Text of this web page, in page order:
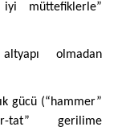
iyi müttefiklerle”
olmadan
gücü (“hammer”
tat” gerilime